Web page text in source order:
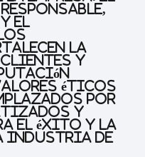
el
la
y
éticos
por
y
el éxito y la
industria de